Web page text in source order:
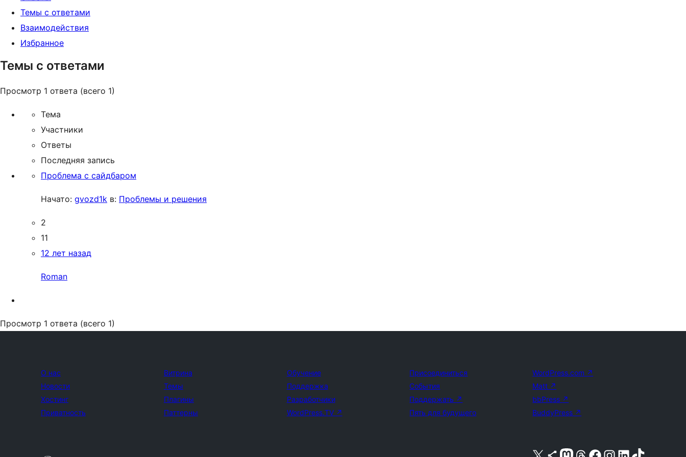
Темы с ответами
Взаимодействия
Избранное
Темы с ответами
Просмотр 1 ответа (всего 1)
Тема
Участники
Ответы
Последняя запись
Проблема с сайдбаром
Начато: gvozd1k в: Проблемы и решения
2
11
12 лет назад
Roman
Просмотр 1 ответа (всего 1)
О нас
Новости
Хостинг
Приватность
Витрина
Темы
Плагины
Паттерны
Обучение
Поддержка
Разработчики
WordPress.TV ↗
Присоединиться
События
Поддержать ↗
Пять для будущего
WordPress.com ↗
Matt ↗
bbPress ↗
BuddyPress ↗